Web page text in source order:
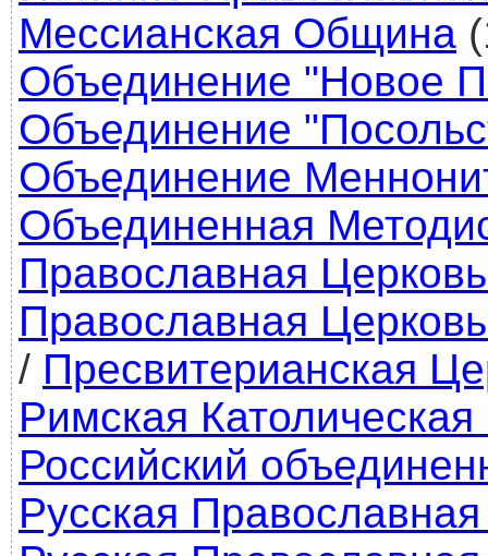
Мессианская Община
Объединение "Новое
Объединение
Объединение
Объединенная
Православная
Православная
/ Пресвитерианская
Римская
Российский
Русская